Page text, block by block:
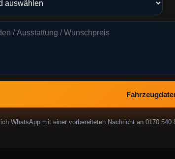
WhatsApp mit einer vorbereiteten Nachricht an 0170 540